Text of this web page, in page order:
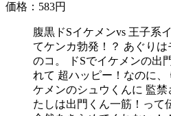
価格：583円
腹黒ドSイケメンvs 王子系
てケンカ勃発！？ あぐり
のコ。 ドSでイケメンの出
れて 超ハッピー！なのに、
ケメンのシュウくんに 監
たしは出門くん一筋！って